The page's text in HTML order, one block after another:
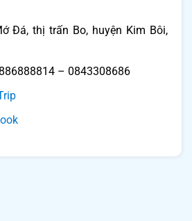
Đá, thị trấn Bo, huyện Kim Bôi,
– 0843308686